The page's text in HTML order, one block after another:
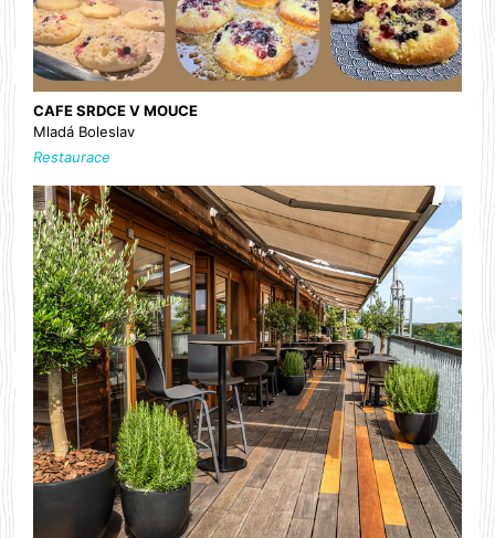
CAFE SRDCE V MOUCE
Mladá Boleslav
Restaurace